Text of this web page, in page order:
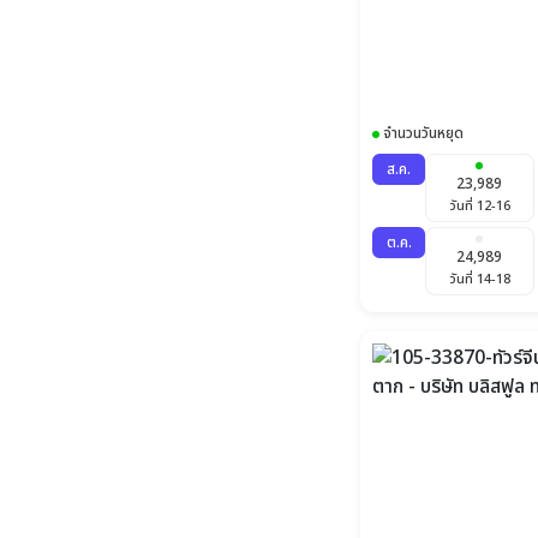
จำนวนวันหยุด
ส.ค.
23,989
วันที่ 12-16
ต.ค.
24,989
วันที่ 14-18